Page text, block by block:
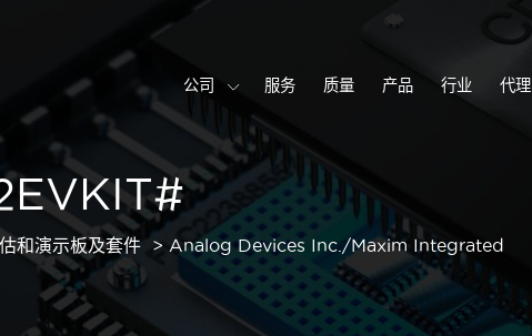
公司 服务 质量 产品 行业 代理
和演示板及套件 Analog Devices Inc./Maxim Integrated